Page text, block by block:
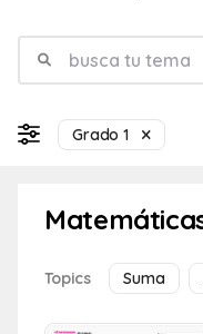
Grado 1
Topics Suma